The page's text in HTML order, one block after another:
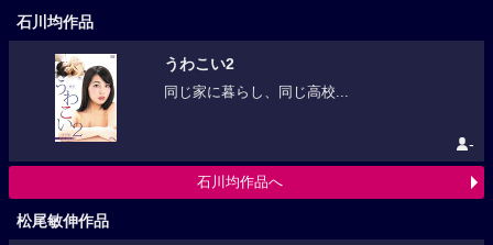
石川均作品
うわこい2
同じ家に暮らし、同じ高校...
-
石川均作品へ
松尾敏伸作品